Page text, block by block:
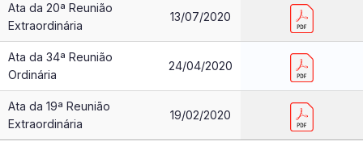
Ata da 20ª Reunião
Extraordinária
13/07/2020
Ata da 34ª Reunião
Ordinária
24/04/2020
Ata da 19ª Reunião
Extraordinária
19/02/2020